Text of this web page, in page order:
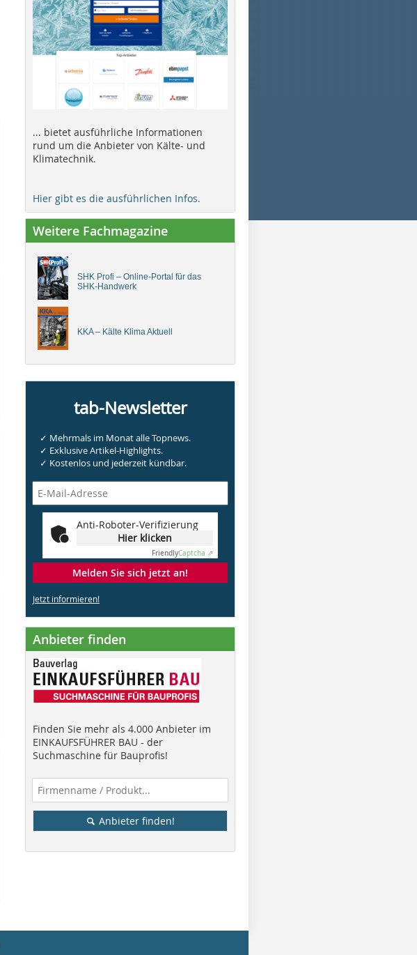
... bietet ausführliche Informationen
rund um die Anbieter von Kälte- und
Klimatechnik.
Hier gibt es die ausführlichen Infos.
Weitere Fachmagazine
SHK Profi – Online-Portal für das
SHK-Handwerk
KKA – Kälte Klima Aktuell
tab-Newsletter
✓ Mehrmals im Monat alle Topnews.
✓ Exklusive Artikel-Highlights.
✓ Kostenlos und jederzeit kündbar.
Anti-Roboter-Verifizierung
Hier klicken
FriendlyCaptcha ⇗
Melden Sie sich jetzt an!
Jetzt informieren!
Anbieter finden
Finden Sie mehr als 4.000 Anbieter im
EINKAUFSFÜHRER BAU - der
Suchmaschine für Bauprofis!
Anbieter finden!